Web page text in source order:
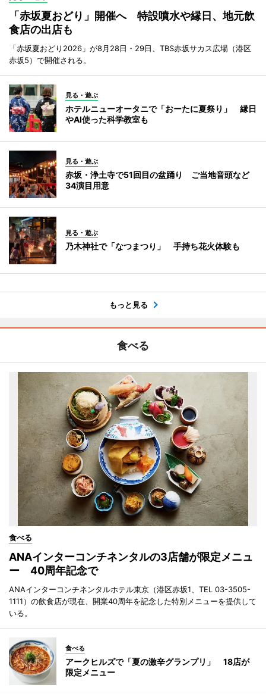
「赤坂夏おどり」開催へ 特設噴水や縁日、地元飲
食店の出店も
「赤坂夏おどり2026」が8月28日・29日、TBS赤坂サカス広場（港区
赤坂5）で開催される。
見る・遊ぶ
ホテルニューオータニで「おーたに夏祭り」 縁日
やAI使った科学教室も
見る・遊ぶ
赤坂・浄土寺で51回目の盆踊り ご当地音頭など
34演目用意
見る・遊ぶ
乃木神社で「なつまつり」 手持ち花火体験も
もっと見る
食べる
食べる
ANAインターコンチネンタルの3店舗が限定メニュ
ー 40周年記念で
ANAインターコンチネンタルホテル東京（港区赤坂1、TEL 03-3505-
1111）の飲食店が現在、開業40周年を記念した特別メニューを提供して
いる。
食べる
アークヒルズで「夏の激辛グランプリ」 18店が
限定メニュー